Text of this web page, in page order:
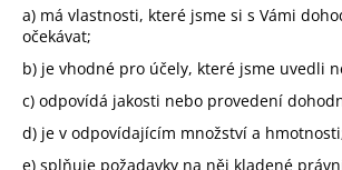
a) má vlastnosti, které jsme si s Vámi
očekávat;
b) je vhodné pro účely, které jsme uvedli
c) odpovídá jakosti nebo provedení
d) je v odpovídajícím množství a
e) splňuje požadavky na něj kladené